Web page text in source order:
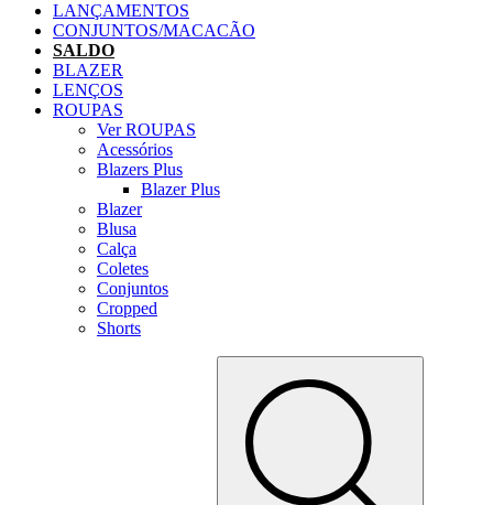
LANÇAMENTOS
CONJUNTOS/MACACÃO
SALDO
BLAZER
LENÇOS
ROUPAS
Ver ROUPAS
Acessórios
Blazers Plus
Blazer Plus
Blazer
Blusa
Calça
Coletes
Conjuntos
Cropped
Shorts